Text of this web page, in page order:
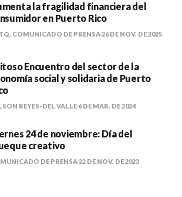
la fragilidad financiera del
en Puerto Rico
COMUNICADO DE PRENSA26 DE NOV. DE 2025
Encuentro del sector de la
social y solidaria de Puerto
REYES-DEL VALLE 6 DE MAR. DE 2024
24 de noviembre: Día del
creativo
DE PRENSA22 DE NOV. DE 2023